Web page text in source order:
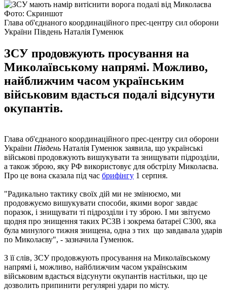
Фото: Скриншот
Глава об'єднаного координаційного прес-центру сил оборони
України Південь Наталія Гуменюк
ЗСУ продовжують просування на
Миколаївському напрямі. Можливо,
найближчим часом українським
військовим вдасться подалі відсунути
окупантів.
Глава об'єднаного координаційного прес-центру сил оборони
України Південь Наталія Гуменюк заявила, що українські
військові продовжують вишукувати та знищувати підрозділи,
а також зброю, яку РФ використовує для обстрілу Миколаєва.
Про це вона сказала під час брифінгу 1 серпня.
"Радикально тактику своїх дій ми не змінюємо, ми
продовжуємо вишукувати способи, якими ворог завдає
поразок, і знищувати ті підрозділи і ту зброю. І ми звітуємо
щодня про знищення таких РСЗВ і зокрема батареї С300, яка
була минулого тижня знищена, одна з тих що завдавала ударів
по Миколаєву", - зазначила Гуменюк.
З її слів, ЗСУ продовжують просування на Миколаївському
напрямі і, можливо, найближчим часом українським
військовим вдасться відсунути окупантів настільки, що це
дозволить припинити регулярні удари по місту.